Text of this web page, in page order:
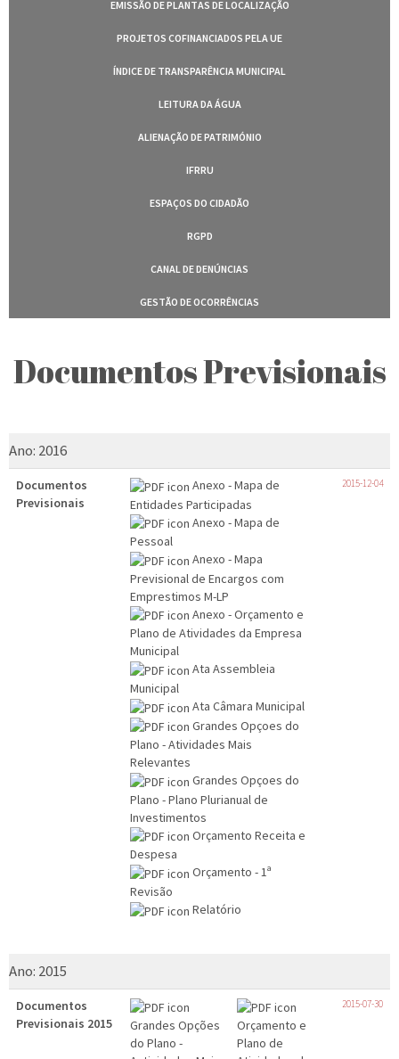
EMISSÃO DE PLANTAS DE LOCALIZAÇÃO
PROJETOS COFINANCIADOS PELA UE
ÍNDICE DE TRANSPARÊNCIA MUNICIPAL
LEITURA DA ÁGUA
ALIENAÇÃO DE PATRIMÓNIO
IFRRU
ESPAÇOS DO CIDADÃO
RGPD
CANAL DE DENÚNCIAS
GESTÃO DE OCORRÊNCIAS
Documentos Previsionais
Ano: 2016
Documentos
Previsionais
Anexo - Mapa de
Entidades Participadas
Anexo - Mapa de
Pessoal
Anexo - Mapa
Previsional de Encargos com
Emprestimos M-LP
Anexo - Orçamento e
Plano de Atividades da Empresa
Municipal
Ata Assembleia
Municipal
Ata Câmara Municipal
Grandes Opçoes do
Plano - Atividades Mais
Relevantes
Grandes Opçoes do
Plano - Plano Plurianual de
Investimentos
Orçamento Receita e
Despesa
Orçamento - 1ª
Revisão
Relatório
2015-12-04
Ano: 2015
Documentos
Previsionais 2015
Grandes Opções
do Plano -
Orçamento e
Plano de
2015-07-30